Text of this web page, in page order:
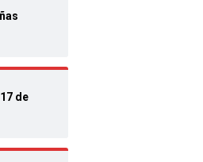
de